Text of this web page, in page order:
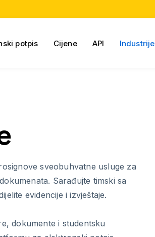
potpis Cijene API Industrije
sveobuhvatne usluge za
Sarađujte timski sa
evidencije i izvještaje.
dokumente i studentsku